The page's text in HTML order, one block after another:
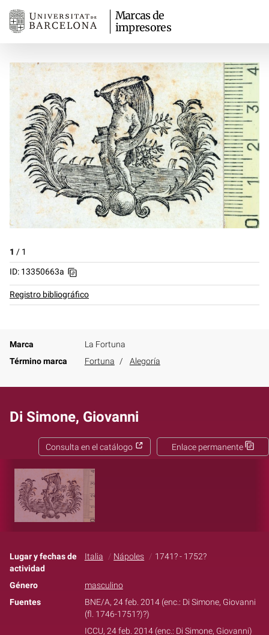
Marcas de
impresores
1 / 1
ID: 13350663a
Registro bibliográfico
Marca
La Fortuna
Término marca
Fortuna Alegoría
Di Simone, Giovanni
Enlace permanente
Consulta en el catálogo
Lugar y fechas de
actividad
Italia Nápoles 1741? - 1752?
Género
masculino
Fuentes
BNE/A, 24 feb. 2014 (enc.: Di Simone, Giovanni
(fl. 1746-1751?)?)
ICCU, 24 feb. 2014 (enc.: Di Simone, Giovanni)